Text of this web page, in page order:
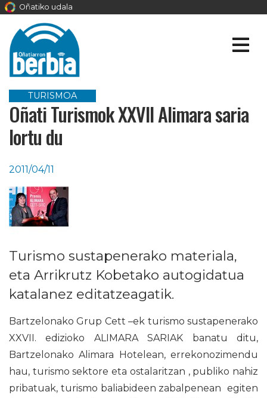
Oñatiko udala
TURISMOA
Oñati Turismok XXVII Alimara saria
lortu du
2011/04/11
Turismo sustapenerako materiala,
eta Arrikrutz Kobetako autogidatua
katalanez editatzeagatik.
Bartzelonako Grup Cett –ek turismo sustapenerako
XXVII. edizioko ALIMARA SARIAK banatu ditu,
Bartzelonako Alimara Hotelean, errekonozimendu
hau, turismo sektore eta ostalaritzan , publiko nahiz
pribatuak, turismo baliabideen zabalpenean egiten